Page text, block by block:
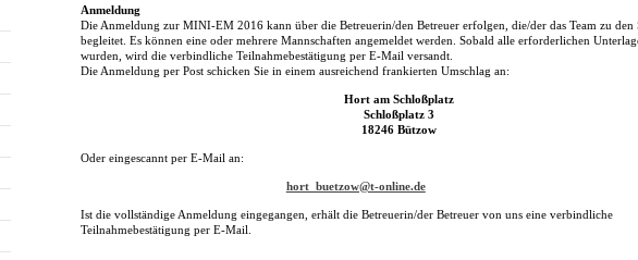
Anmeldung
Die Anmeldung zur MINI-EM 2016 kann über die Betreuerin/den Betreuer erfolgen, die/der das Team zu den
begleitet. Es können eine oder mehrere Mannschaften angemeldet werden. Sobald alle erforderlichen
wurden, wird die verbindliche Teilnahmebestätigung per E-Mail versandt.
Die Anmeldung per Post schicken Sie in einem ausreichend frankierten Umschlag an:
Hort am Schloßplatz
Schloßplatz 3
18246 Bützow
Oder eingescannt per E-Mail an:
hort_buetzow@t-online.de
Ist die vollständige Anmeldung eingegangen, erhält die Betreuerin/der Betreuer von uns eine verbindliche
Teilnahmebestätigung per E-Mail.